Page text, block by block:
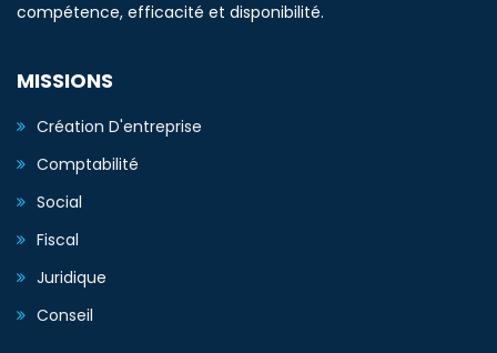
compétence, efficacité et disponibilité.
MISSIONS
Création D'entreprise
Comptabilité
Social
Fiscal
Juridique
Conseil